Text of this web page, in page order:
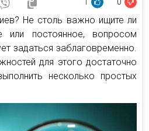
Не столь важно ищите ли
постоянное, вопросом
задаться заблаговременно.
для этого достаточно
несколько простых